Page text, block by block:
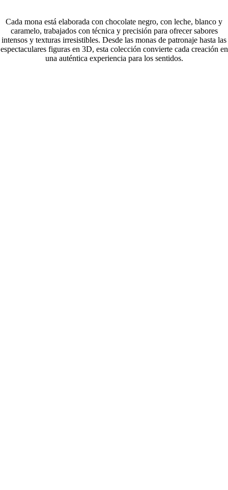
Cada mona está elaborada con chocolate negro, con leche, blanco y
caramelo, trabajados con técnica y precisión para ofrecer sabores
intensos y texturas irresistibles. Desde las monas de patronaje hasta las
espectaculares figuras en 3D, esta colección convierte cada creación en
una auténtica experiencia para los sentidos.